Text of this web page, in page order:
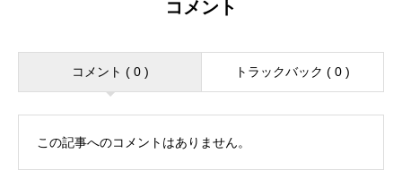
コメント
コメント ( 0 ) トラックバック ( 0 )
この記事へのコメントはありません。